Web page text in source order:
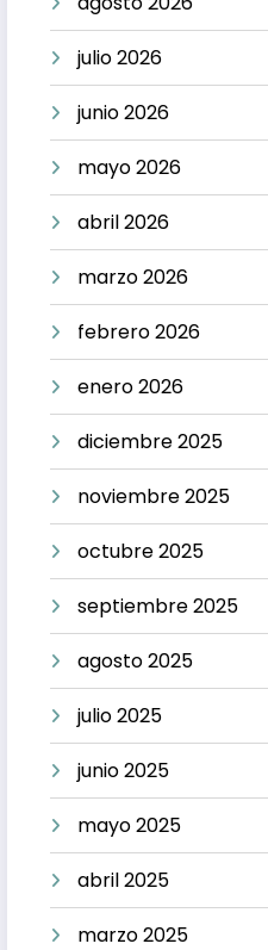
julio 2026
junio 2026
mayo 2026
abril 2026
marzo 2026
febrero 2026
enero 2026
diciembre 2025
noviembre 2025
octubre 2025
septiembre 2025
agosto 2025
julio 2025
junio 2025
mayo 2025
abril 2025
marzo 2025